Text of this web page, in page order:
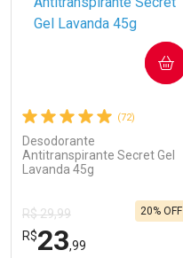
(72)
Desodorante
Antitranspirante Secret Gel
Lavanda 45g
R$ 29,99
R$23,99
20% OFF
COMPRAR